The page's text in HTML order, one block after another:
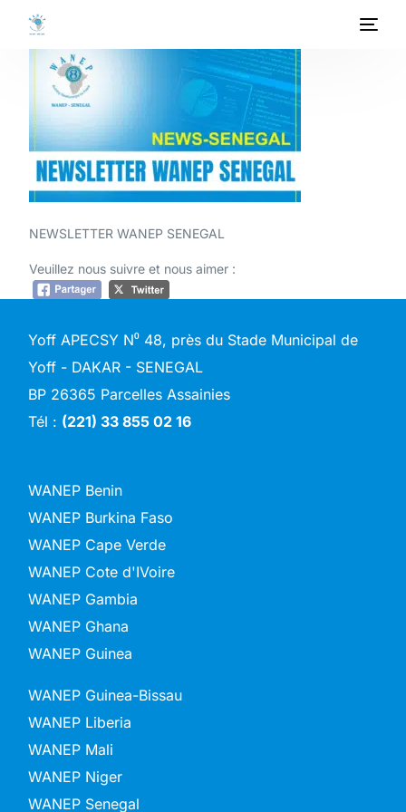
NEWSLETTER WANEP SENEGAL
Veuillez nous suivre et nous aimer :
Yoff APECSY N⁰ 48, près du Stade Municipal de
Yoff - DAKAR - SENEGAL
BP 26365 Parcelles Assainies
Tél : (221) 33 855 02 16
WANEP Benin
WANEP Burkina Faso
WANEP Cape Verde
WANEP Cote d'IVoire
WANEP Gambia
WANEP Ghana
WANEP Guinea
WANEP Guinea-Bissau
WANEP Liberia
WANEP Mali
WANEP Niger
WANEP Senegal
ACCUEIL
A PROPOS
PROGRAMMES
ACTIVITES